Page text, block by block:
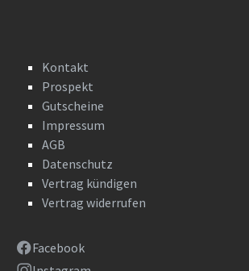
Kontakt
Prospekt
Gutscheine
Impressum
AGB
Datenschutz
Vertrag kündigen
Vertrag widerrufen
Facebook